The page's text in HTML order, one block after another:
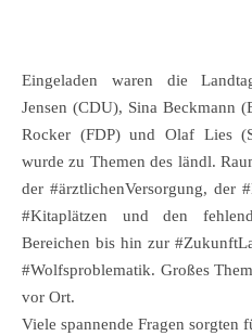
Eingeladen waren die
Jensen (CDU), Sina Beckmann
Rocker (FDP) und Olaf Lies
wurde zu Themen des ländl.
der #ärztlichenVersorgung, der
#Kitaplätzen und den
Bereichen bis hin zur
#Wolfsproblematik. Großes
vor Ort.
Viele spannende Fragen sorgten